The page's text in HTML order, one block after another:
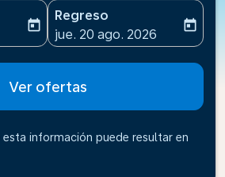
date-aria-label
today
Regreso
fc-booking-return-date-
jue. 20 ago. 2026
today
Ver ofertas
información puede resultar en